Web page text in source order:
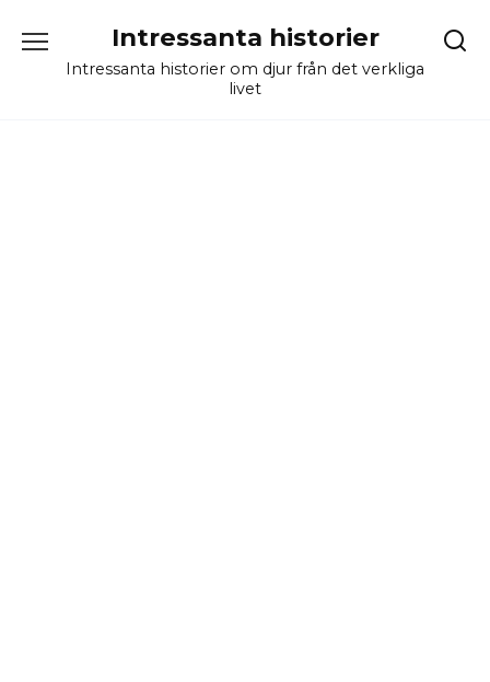
content
Intressanta historier
Intressanta historier om djur från det verkliga
livet